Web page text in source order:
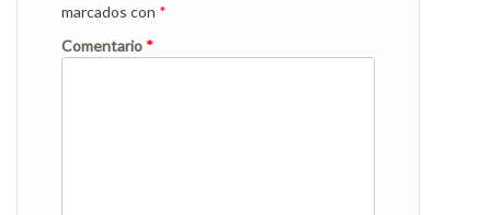
marcados con *
Comentario *